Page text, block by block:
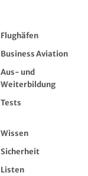
Flughäfen
Business Aviation
Aus- und
Weiterbildung
Tests
Wissen
Sicherheit
Listen